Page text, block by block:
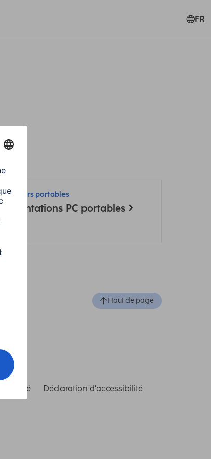
FR
portables
PC portables
Haut de page
Déclaration d'accessibilité